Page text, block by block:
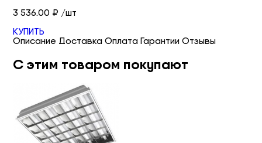
3 536.00 ₽ /шт
КУПИТЬ
Описание Доставка Оплата Гарантии Отзывы
С этим товаром покупают